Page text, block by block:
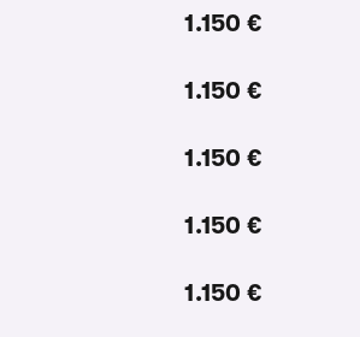
1.150 €
1.150 €
1.150 €
1.150 €
1.150 €